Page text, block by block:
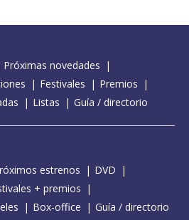
Próximas novedades
Festivales
Premios
Listas Guía / directorio
estrenos
DVD
+ premios
Box-office Guía / directorio